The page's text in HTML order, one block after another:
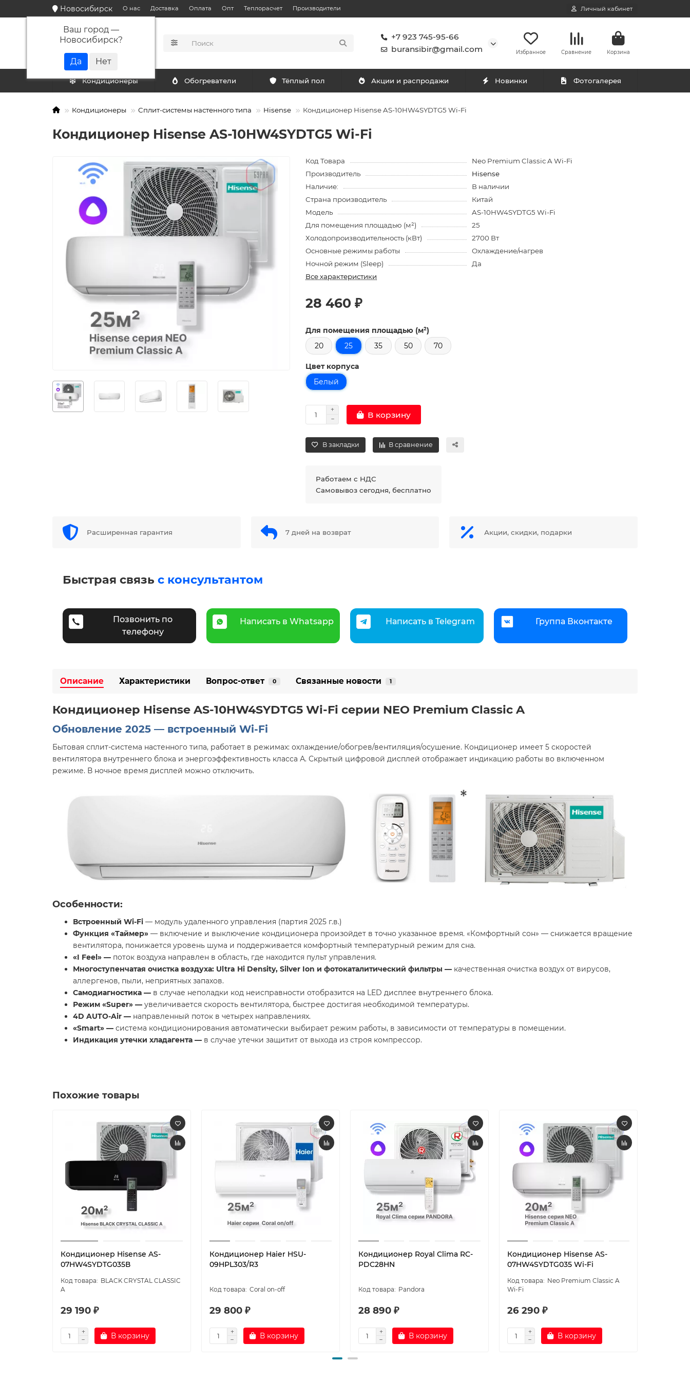
Новосибирск
Ваш город —
Новосибирск?
О нас Доставка Оплата Опт Теплорасчет Производители Личный кабинет
КАТАЛОГ
+7 923 745-95-66
buransibir@gmail.com
Избранное Сравнение Корзина
Кондиционеры Обогреватели Тёплый пол Акции и распродажи Новинки Фотогалерея
Кондиционеры Сплит-системы настенного типа Hisense Кондиционер Hisense AS-10HW4SYDTG5 Wi-Fi
Кондиционер Hisense AS-10HW4SYDTG5 Wi-Fi
Код Товара
Neo Premium Classic A Wi-Fi
Производитель
Hisense
Наличие:
В наличии
Страна производитель
Китай
Модель
AS-10HW4SYDTG5 Wi-Fi
Для помещения площадью (м²)
25
Холодопроизводительность (кВт)
2700 Вт
Основные режимы работы
Охлаждение/нагрев
Ночной режим (Sleep)
Да
Все характеристики
28 460 ₽
Для помещения площадью (м²)
20
25 35 50 70
Цвет корпуса
Белый
В корзину
В закладки В сравнение
Работаем с НДС
Самовывоз сегодня, бесплатно
Расширенная гарантия 7 дней на возврат Акции, скидки, подарки
Быстрая связь с консультантом
Позвонить по
телефону
Написать в Whatsapp Написать в Telegram Группа Вконтакте
Описание Характеристики Вопрос-ответ 0 Связанные новости 1
Кондиционер Hisense AS-10HW4SYDTG5 Wi-Fi серии NEO Premium Classic A
Обновление 2025 — встроенный Wi-Fi
Бытовая сплит-система настенного типа, работает в режимах: охлаждение/обогрев/вентиляция/осушение. Кондиционер имеет 5 скоростей
вентилятора внутреннего блока и энергоэффективность класса А. Скрытый цифровой дисплей отображает индикацию работы во включенном
режиме. В ночное время дисплей можно отключить.
Особенности:
Встроенный Wi-Fi — модуль удаленного управления (партия 2025 г.в.)
Функция «Таймер» — включение и выключение кондиционера произойдет в точно указанное время. «Комфортный сон» — снижается вращение
вентилятора, понижается уровень шума и поддерживается комфортный температурный режим для сна.
«I Feel» — поток воздуха направлен в область, где находится пульт управления.
Многоступенчатая очистка воздуха: Ultra Hi Density, Silver Ion и фотокаталитический фильтры — качественная очистка воздух от вирусов,
аллергенов, пыли, неприятных запахов.
Самодиагностика — в случае неполадки код неисправности отобразится на LED дисплее внутреннего блока.
Режим «Super» — увеличивается скорость вентилятора, быстрее достигая необходимой температуры.
4D AUTO-Air — направленный поток в четырех направлениях.
«Smart» — система кондиционирования автоматически выбирает режим работы, в зависимости от температуры в помещении.
Индикация утечки хладагента — в случае утечки защитит от выхода из строя компрессор.
Похожие товары
Кондиционер Hisense AS-
07HW4SYDTG035В
BLACK CRYSTAL CLASSIC
A
29 190 ₽
В корзину
Кондиционер Haier HSU-
09HPL303/R3
Coral on-off
29 800 ₽
В корзину
Кондиционер Royal Clima RC-
PDC28HN
Pandora
28 890 ₽
В корзину
Кондиционер Hisense AS-
07HW4SYDTG035 Wi-Fi
Neo Premium Classic A
Wi-Fi
26 290 ₽
В корзину